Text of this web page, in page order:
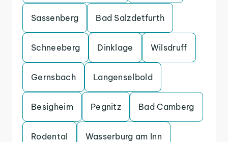
Sassenberg Bad Salzdetfurth
Schneeberg Dinklage Wilsdruff
Gernsbach Langenselbold
Besigheim Pegnitz Bad Camberg
Rodental Wasserburg am Inn